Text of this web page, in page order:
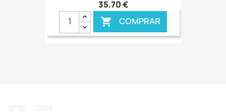
35,70 €
 COMPRAR